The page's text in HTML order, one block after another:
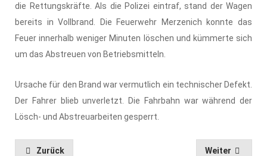
die Rettungskräfte. Als die Polizei eintraf, stand der Wagen
bereits in Vollbrand. Die Feuerwehr Merzenich konnte das
Feuer innerhalb weniger Minuten löschen und kümmerte sich
um das Abstreuen von Betriebsmitteln.
Ursache für den Brand war vermutlich ein technischer Defekt.
Der Fahrer blieb unverletzt. Die Fahrbahn war während der
Lösch- und Abstreuarbeiten gesperrt.
Zurück Weiter